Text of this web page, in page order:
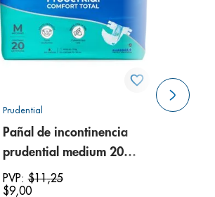
Prudential
Pañal de incontinencia
prudential medium 20
unidades
PVP:$11,25
$9,00